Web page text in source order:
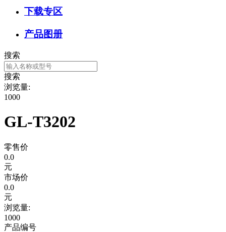
下载专区
产品图册
搜索
搜索
浏览量:
1000
GL-T3202
零售价
0.0
元
市场价
0.0
元
浏览量:
1000
产品编号